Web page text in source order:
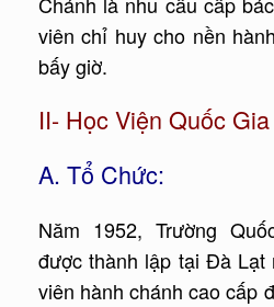
viên chỉ huy cho nền
bấy giờ.
II- Học Viện Quốc
A. Tổ Chức:
Năm 1952, Trường
được thành lập tại Đà
viên hành chánh cao cấp